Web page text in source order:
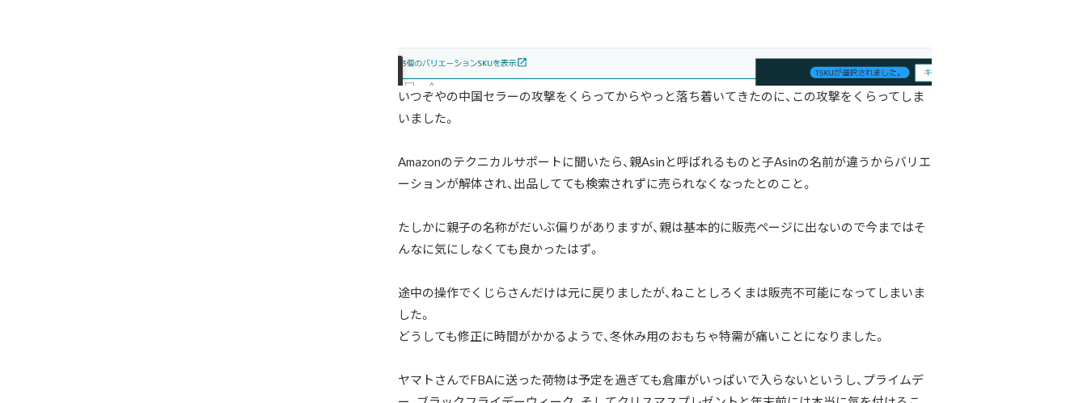
いつぞやの中国セラーの攻撃をくらってからやっと落ち着いてきたのに、この攻撃をくらってしま
いました。
Amazonのテクニカルサポートに聞いたら、親Asinと呼ばれるものと子Asinの名前が違うからバリエ
ーションが解体され、出品してても検索されずに売られなくなったとのこと。
たしかに親子の名称がだいぶ偏りがありますが、親は基本的に販売ページに出ないので今まではそ
んなに気にしなくても良かったはず。
途中の操作でくじらさんだけは元に戻りましたが、ねことしろくまは販売不可能になってしまいま
した。
どうしても修正に時間がかかるようで、冬休み用のおもちゃ特需が痛いことになりました。
ヤマトさんでFBAに送った荷物は予定を過ぎても倉庫がいっぱいで入らないというし、プライムデ